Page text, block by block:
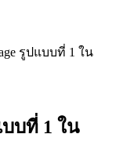
รูปแบบที่ 1 ใน
บบที่ 1 ใน